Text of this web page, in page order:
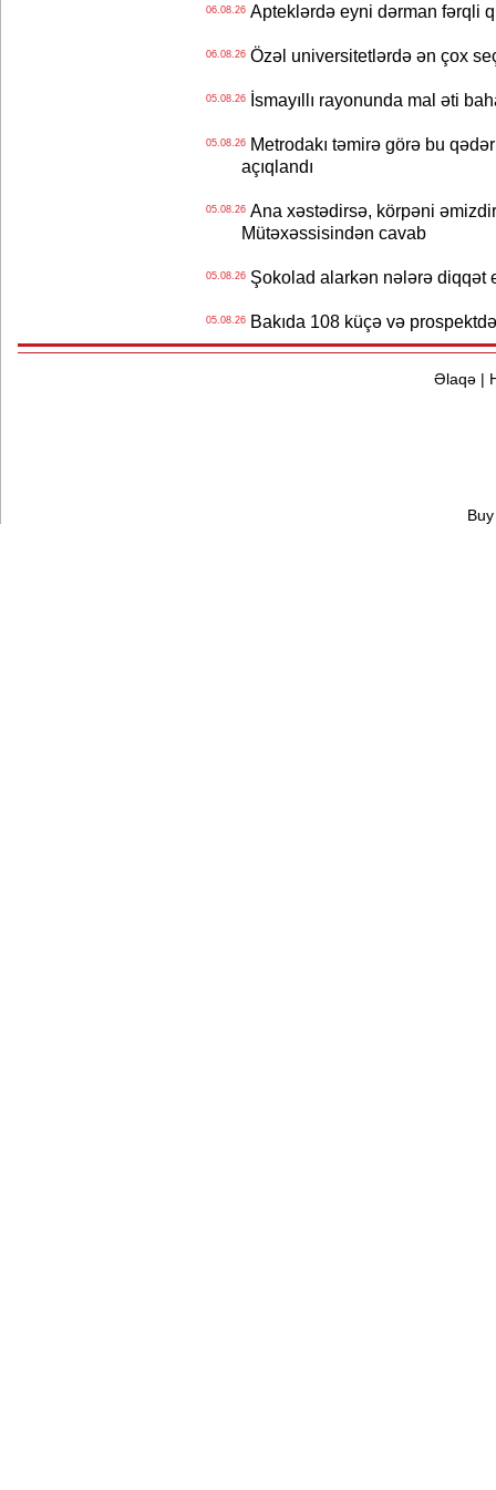
06.08.26Apteklərdə eyni dərman fərqli
06.08.26Özəl universitetlərdə ən çox
05.08.26İsmayıllı rayonunda mal əti
05.08.26Metrodakı təmirə görə bu
açıqlandı
05.08.26Ana xəstədirsə, körpəni
Mütəxəssisindən cavab
05.08.26Şokolad alarkən nələrə diqqət
05.08.26Bakıda 108 küçə və
Əlaqə|